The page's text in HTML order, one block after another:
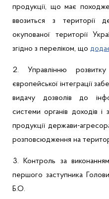
продукції, що має
ввозиться з території
окупованої
території
згідно з переліком, що
2. Управлінню розвитку
європейської інтеграції
видачу
дозволів до
системи органів доходів і
продукції держави-
розповсюдження на
3. Контроль за виконанням
першого заступника Голови
Б.О.